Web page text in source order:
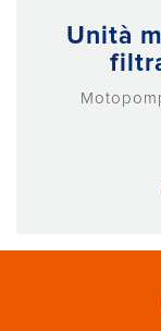
Unità